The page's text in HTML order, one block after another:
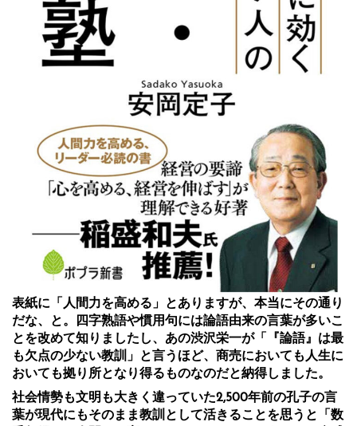
表紙に「人間力を高める」とありますが、本当にその通り
だな、と。四字熟語や慣用句には論語由来の言葉が多いこ
とを改めて知りましたし、あの渋沢栄一が「『論語』は最
も欠点の少ない教訓」と言うほど、商売においても人生に
おいても拠り所となり得るものなのだと納得しました。
社会情勢も文明も大きく違っていた2,500年前の孔子の言
葉が現代にもそのまま教訓として活きることを思うと「数